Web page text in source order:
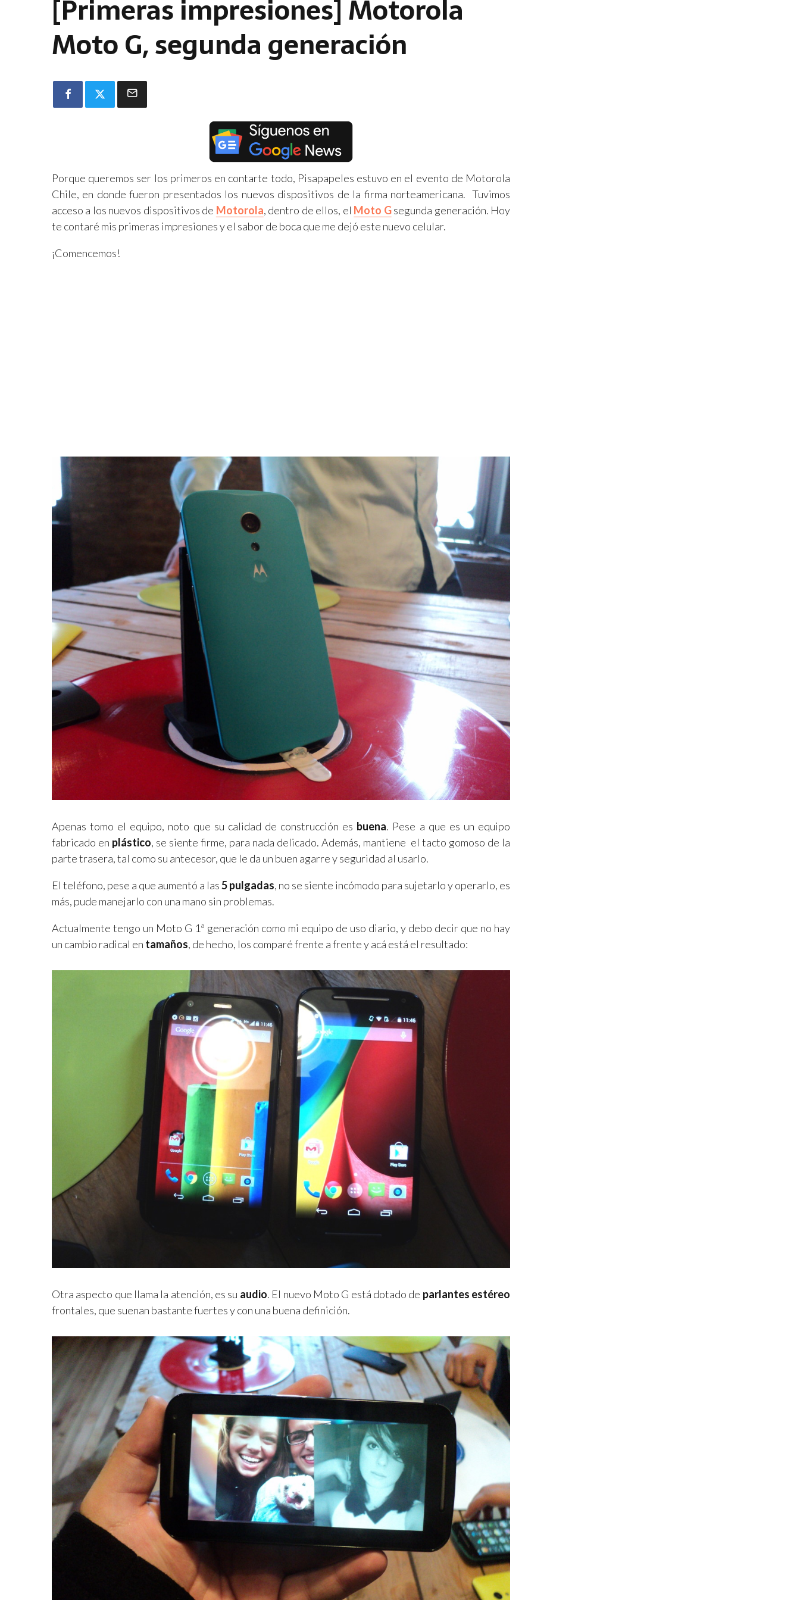
[Primeras impresiones] Motorola
Moto G, segunda generación
Porque queremos ser los primeros en contarte todo, Pisapapeles estuvo en el evento de Motorola
Chile, en donde fueron presentados los nuevos dispositivos de la firma norteamericana. Tuvimos
acceso a los nuevos dispositivos de Motorola, dentro de ellos, el Moto Gsegunda generación. Hoy
te contaré mis primeras impresiones y el sabor de boca que me dejó este nuevo celular.
¡Comencemos!
Apenas tomo el equipo, noto que su calidad de construcción es buena. Pese a que es un equipo
fabricado en plástico, se siente firme, para nada delicado. Además, mantiene el tacto gomoso de la
parte trasera, tal como su antecesor, que le da un buen agarre y seguridad al usarlo.
El teléfono, pese a que aumentó a las5 pulgadas, no se siente incómodo para sujetarlo y operarlo, es
más, pude manejarlo con una mano sin problemas.
Actualmente tengo un Moto G 1ª generación como mi equipo de uso diario, y debo decir que no hay
un cambio radical en tamaños, de hecho, los comparé frente a frente y acá está el resultado:
Otra aspecto que llama la atención, es su audio. El nuevo Moto G está dotado de parlantes estéreo
frontales, que suenan bastante fuertes y con una buena definición.